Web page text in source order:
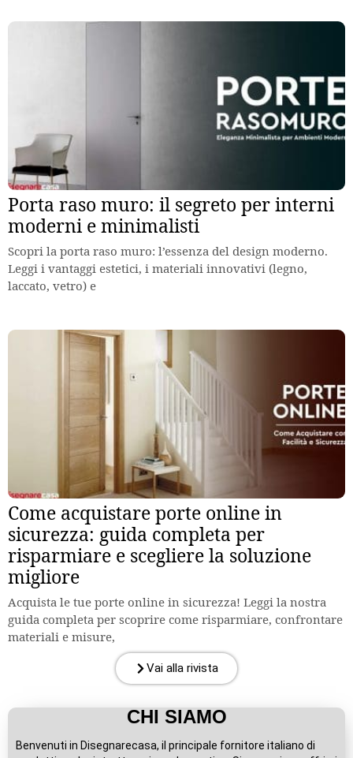
Porta raso muro: il segreto per interni
moderni e minimalisti
Scopri la porta raso muro: l’essenza del design moderno.
Leggi i vantaggi estetici, i materiali innovativi (legno,
laccato, vetro) e
Come acquistare porte online in
sicurezza: guida completa per
risparmiare e scegliere la soluzione
migliore
Acquista le tue porte online in sicurezza! Leggi la nostra
guida completa per scoprire come risparmiare, confrontare
materiali e misure,
Vai alla rivista
CHI SIAMO
Benvenuti in Disegnarecasa, il principale fornitore italiano di